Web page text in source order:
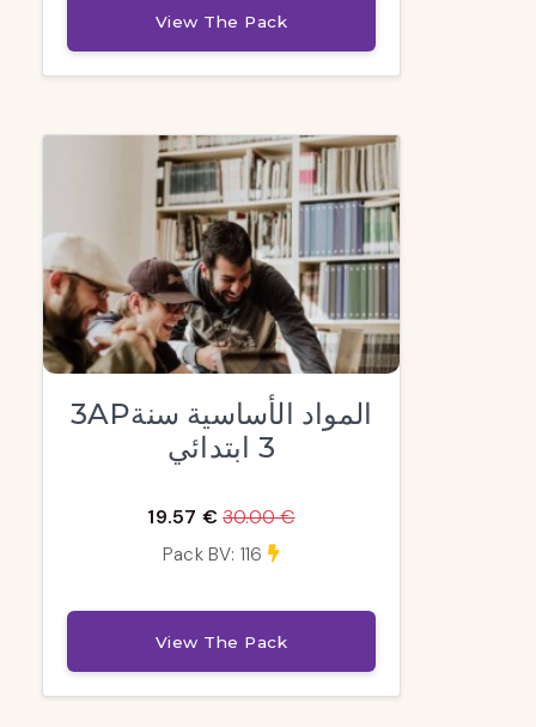
View The Pack
3APالمواد الأساسية سنة
3 ابتدائي
19.57 € 30.00 €
Pack BV: 116
View The Pack